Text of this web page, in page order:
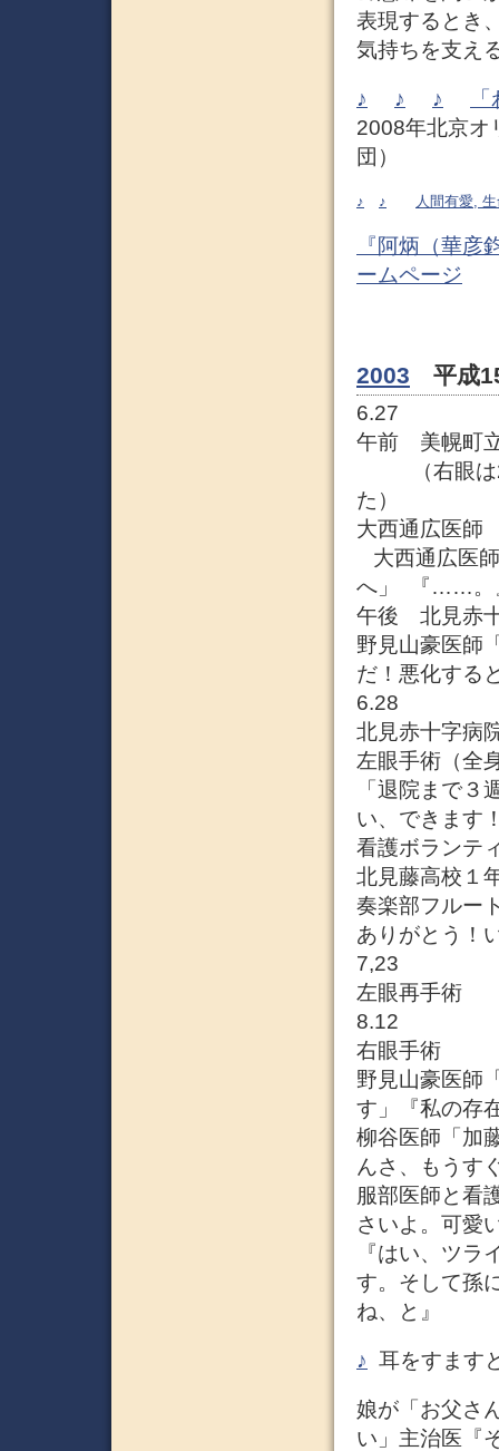
表現するとき
気持ちを支え
♪ ♪ ♪
2008年北京オ
団）
♪ ♪ 人間有愛,
『阿炳（華彦
ームページ
2003 平成
6.27
午前 美幌町
（右眼は2
た）
大西通広医師
大西通広医
へ」 『……。
午後 北見赤
野見山豪医師
だ！悪化する
6.28
北見赤十字病
左眼手術（全
「退院まで
い、できます
看護ボランテ
北見藤高校１
奏楽部フルー
ありがとう！
7,23
左眼再手術
8.12
右眼手術
野見山豪医師
す」『私の存
柳谷医師「加
んさ、もうす
服部医師と看
さいよ。可愛
『はい、ツ
す。そして孫
ね、と』
♪ 耳をすます
娘が「お父さ
い」主治医『